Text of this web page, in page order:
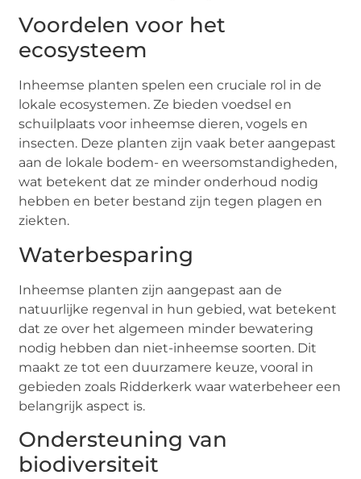
Voordelen voor het
ecosysteem
Inheemse planten spelen een cruciale rol in de
lokale ecosystemen. Ze bieden voedsel en
schuilplaats voor inheemse dieren, vogels en
insecten. Deze planten zijn vaak beter aangepast
aan de lokale bodem- en weersomstandigheden,
wat betekent dat ze minder onderhoud nodig
hebben en beter bestand zijn tegen plagen en
ziekten.
Waterbesparing
Inheemse planten zijn aangepast aan de
natuurlijke regenval in hun gebied, wat betekent
dat ze over het algemeen minder bewatering
nodig hebben dan niet-inheemse soorten. Dit
maakt ze tot een duurzamere keuze, vooral in
gebieden zoals Ridderkerk waar waterbeheer een
belangrijk aspect is.
Ondersteuning van
biodiversiteit